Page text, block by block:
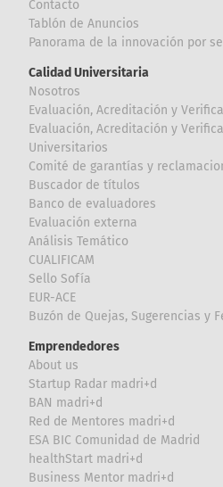
Contacto
Tablón de Anuncios
Panorama de la innovación por
Calidad Universitaria
Nosotros
Evaluación, Acreditación y
Evaluación, Acreditación y
Universitarios
Comité de garantías y
Buscador de títulos
Banco de evaluadores
Evaluación externa
Análisis Temático
CUALIFICAM
Sello Sofía
EUR-ACE
Buzón de Quejas, Sugerencias y
Emprendedores
About us
Startup Radar madri+d
BAN madri+d
Red de Mentores madri+d
ESA BIC Comunidad de Madrid
healthStart madri+d
Business Mentor madri+d